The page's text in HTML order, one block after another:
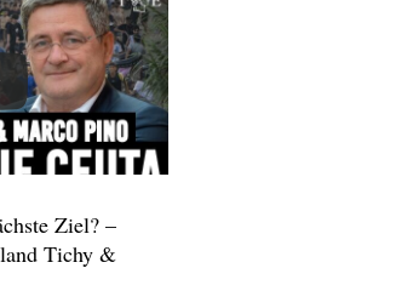
Ziel? –
Tichy &